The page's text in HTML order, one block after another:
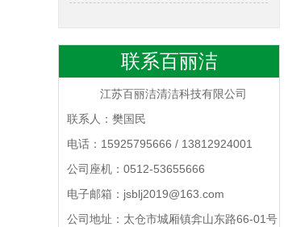
联系百丽洁
江苏百丽洁清洁科技有限公司
联系人：樊国民
电话：15925795666 / 13812924001
公司座机：0512-53655666
电子邮箱：jsblj2019@163.com
公司地址：太仓市城厢镇弇山东路66-01号